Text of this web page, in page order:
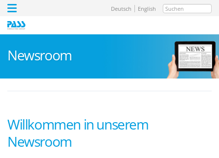
Suchen
Deutsch English
Newsroom
Willkommen in unserem
Newsroom